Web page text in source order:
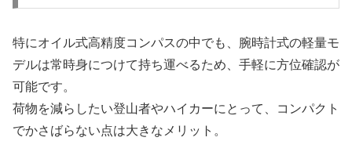
特にオイル式高精度コンパスの中でも、腕時計式の軽量モ
デルは常時身につけて持ち運べるため、手軽に方位確認が
可能です。
荷物を減らしたい登山者やハイカーにとって、コンパクト
でかさばらない点は大きなメリット。